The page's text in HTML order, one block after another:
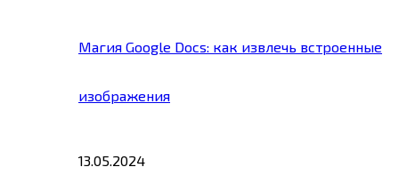
Магия Google Docs: как извлечь встроенные
изображения
13.05.2024